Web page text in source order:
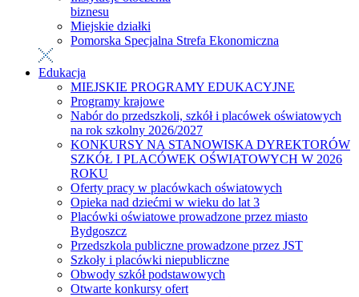
biznesu
Miejskie działki
Pomorska Specjalna Strefa Ekonomiczna
Edukacja
MIEJSKIE PROGRAMY EDUKACYJNE
Programy krajowe
Nabór do przedszkoli, szkół i placówek oświatowych
na rok szkolny 2026/2027
KONKURSY NA STANOWISKA DYREKTORÓW
SZKÓŁ I PLACÓWEK OŚWIATOWYCH W 2026
ROKU
Oferty pracy w placówkach oświatowych
Opieka nad dziećmi w wieku do lat 3
Placówki oświatowe prowadzone przez miasto
Bydgoszcz
Przedszkola publiczne prowadzone przez JST
Szkoły i placówki niepubliczne
Obwody szkół podstawowych
Otwarte konkursy ofert